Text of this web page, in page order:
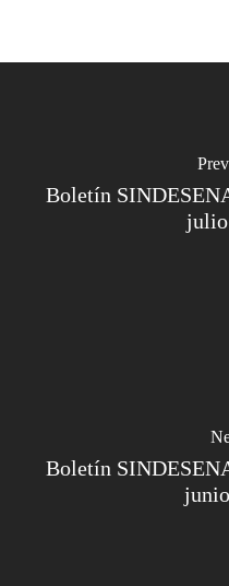
Boletín
julio
Boletín